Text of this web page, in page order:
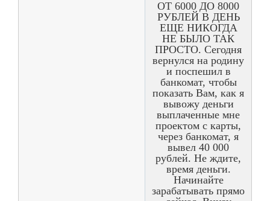
ОТ 6000 ДО 8000
РУБЛЕЙ В ДЕНЬ
ЕЩЕ НИКОГДА
НЕ БЫЛО ТАК
ПРОСТО. Сегодня
вернулся на родину
и поспешил в
банкомат, чтобы
показать Вам, как я
вывожу деньги
выплаченные мне
проектом с карты,
через банкомат, я
вывел 40 000
рублей. Не ждите,
время деньги.
Начинайте
зарабатывать прямо